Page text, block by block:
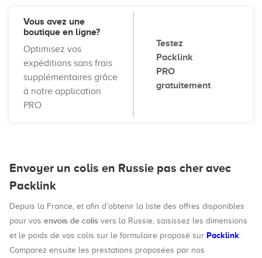
Vous avez une
boutique en ligne?
Optimisez vos
expéditions sans frais
supplémentaires grâce
à notre application
PRO
Testez
Packlink
PRO
gratuitement
Envoyer un colis en Russie pas cher avec
Packlink
Depuis la France, et afin d’obtenir la liste des offres disponibles
pour vos envois de colis vers la Russie, saisissez les dimensions
et le poids de vos colis sur le formulaire proposé sur Packlink.
Comparez ensuite les prestations proposées par nos